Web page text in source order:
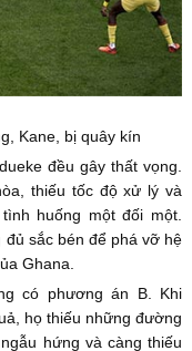
Kane, bị quây kín
đều gây thất vọng.
thiếu tốc độ xử lý và
huống một đối một.
sắc bén để phá vỡ hệ
Ghana.
có phương án B. Khi
họ thiếu những đường
hứng và càng thiếu